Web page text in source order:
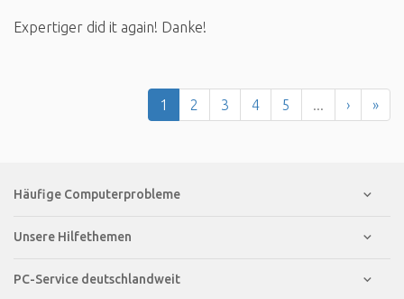
Expertiger did it again! Danke!
1 2 3 4 5 ... › »
Häufige Computerprobleme
Unsere Hilfethemen
PC-Service deutschlandweit